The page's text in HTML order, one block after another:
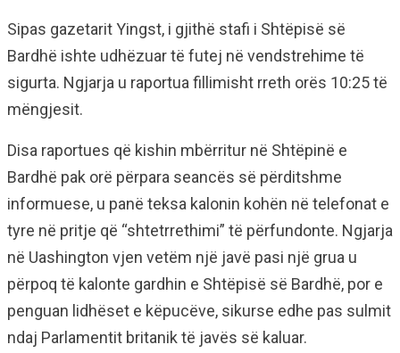
Sipas gazetarit Yingst, i gjithë stafi i Shtëpisë së
Bardhë ishte udhëzuar të futej në vendstrehime të
sigurta. Ngjarja u raportua fillimisht rreth orës 10:25 të
mëngjesit.
Disa raportues që kishin mbërritur në Shtëpinë e
Bardhë pak orë përpara seancës së përditshme
informuese, u panë teksa kalonin kohën në telefonat e
tyre në pritje që “shtetrrethimi” të përfundonte. Ngjarja
në Uashington vjen vetëm një javë pasi një grua u
përpoq të kalonte gardhin e Shtëpisë së Bardhë, por e
penguan lidhëset e këpucëve, sikurse edhe pas sulmit
ndaj Parlamentit britanik të javës së kaluar.